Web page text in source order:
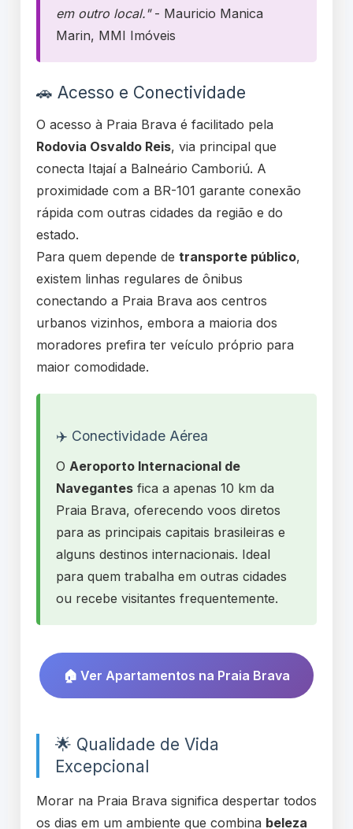
em outro local."- Mauricio Manica
Marin, MMI Imóveis
🚗 Acesso e Conectividade
O acesso à Praia Brava é facilitado pela
Rodovia Osvaldo Reis, via principal que
conecta Itajaí a Balneário Camboriú. A
proximidade com a BR-101 garante conexão
rápida com outras cidades da região e do
estado.
Para quem depende de transporte público,
existem linhas regulares de ônibus
conectando a Praia Brava aos centros
urbanos vizinhos, embora a maioria dos
moradores prefira ter veículo próprio para
maior comodidade.
✈️ Conectividade Aérea
O Aeroporto Internacional de
Navegantes fica a apenas 10 km da
Praia Brava, oferecendo voos diretos
para as principais capitais brasileiras e
alguns destinos internacionais. Ideal
para quem trabalha em outras cidades
ou recebe visitantes frequentemente.
🏠 Ver Apartamentos na Praia Brava
🌟 Qualidade de Vida
Excepcional
Morar na Praia Brava significa despertar todos
os dias em um ambiente que combina beleza